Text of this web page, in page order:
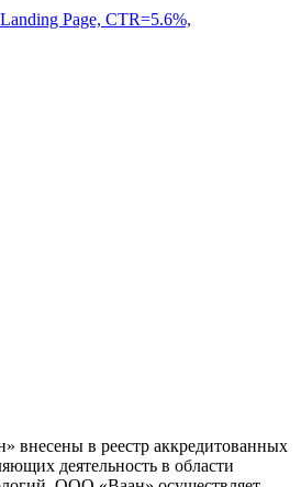
Page, CTR=5.6%,
внесены в реестр аккредитованных
деятельность в области